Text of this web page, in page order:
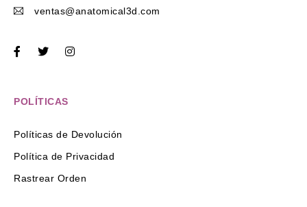
ventas@anatomical3d.com
POLÍTICAS
Políticas de Devolución
Política de Privacidad
Rastrear Orden